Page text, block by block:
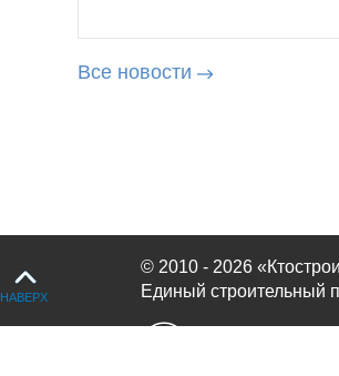
Все новости
© 2010 - 2026
Единый строительный
НАВЕРХ